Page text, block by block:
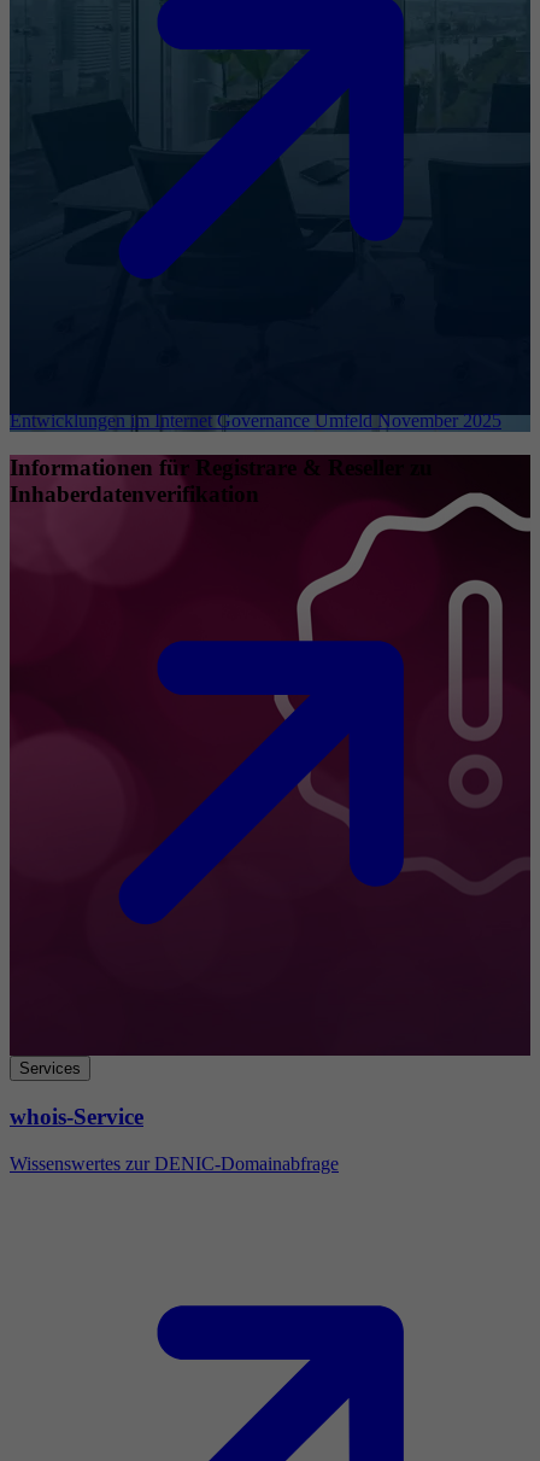
Entwicklungen im Internet Governance Umfeld November 2025
Informationen für Registrare & Reseller zu
Inhaberdatenverifikation
Services
whois-Service
Wissenswertes zur DENIC-Domainabfrage